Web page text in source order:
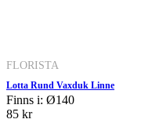
FLORISTA
Lotta Rund Vaxduk Linne
Finns i: Ø140
85 kr